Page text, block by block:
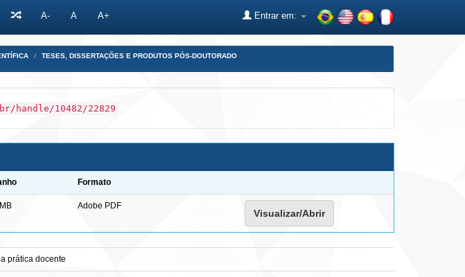
A- A A+ Entrar em:
TESES, DISSERTAÇÕES E PRODUTOS PÓS-DOUTORADO
10482/22829
Formato
Adobe PDF
Visualizar/Abrir
prática docente